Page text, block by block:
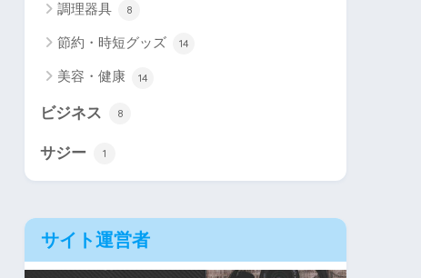
調理器具 8
節約・時短グッズ 14
美容・健康 14
ビジネス 8
サジー 1
サイト運営者